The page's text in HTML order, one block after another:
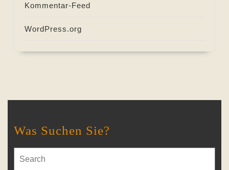
Kommentar-Feed
WordPress.org
Was Suchen Sie?
for: